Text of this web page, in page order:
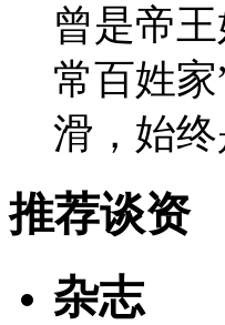
曾是帝
常百姓
滑，始
推荐谈资
杂志